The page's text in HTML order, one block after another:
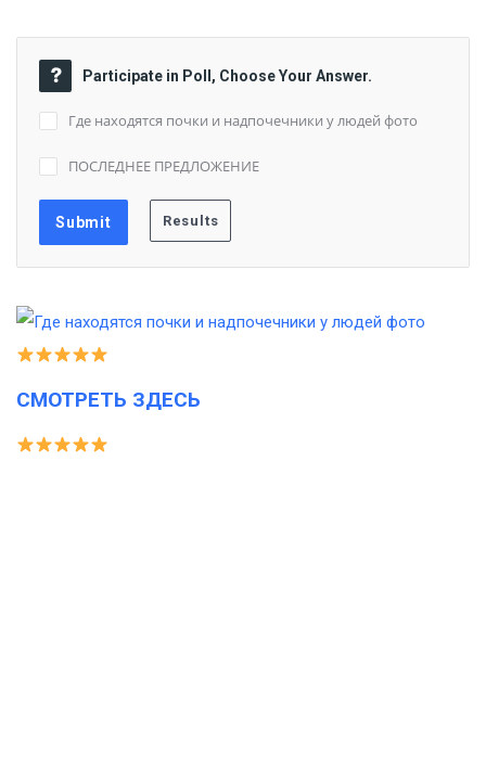
Participate in Poll, Choose Your Answer.
Где находятся почки и надпочечники у людей фото
ПОСЛЕДНЕЕ ПРЕДЛОЖЕНИЕ
СМОТРЕТЬ ЗДЕСЬ